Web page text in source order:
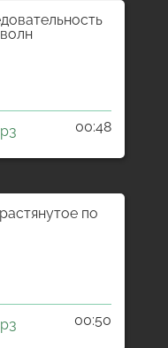
00:48
по
00:50